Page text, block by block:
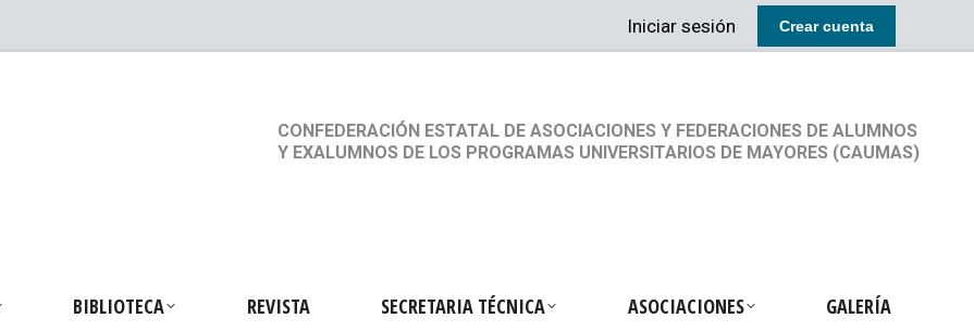
Iniciar sesión Crear cuenta
CONFEDERACIÓN ESTATAL DE ASOCIACIONES Y FEDERACIONES DE ALUMNOS
Y EXALUMNOS DE LOS PROGRAMAS UNIVERSITARIOS DE MAYORES (CAUMAS)
BIBLIOTECA REVISTA SECRETARIA TÉCNICA ASOCIACIONES GALERÍA